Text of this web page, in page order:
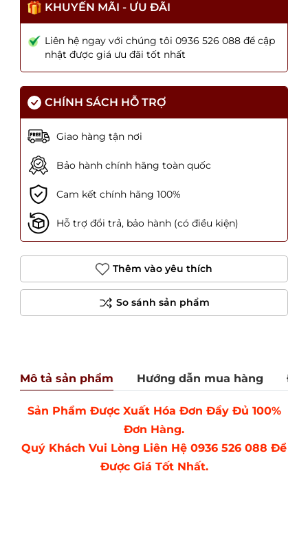
KHUYẾN MÃI - ƯU ĐÃI
Liên hệ ngay với chúng tôi 0936 526 088 để cập
nhật được giá ưu đãi tốt nhất
CHÍNH SÁCH HỖ TRỢ
Giao hàng tận nơi
Bảo hành chính hãng toàn quốc
Cam kết chính hãng 100%
Hỗ trợ đổi trả, bảo hành (có điều kiện)
Thêm vào yêu thích
Mô tả sản phẩm Hướng dẫn mua hàng
Sản Phẩm Được Xuất Hóa Đơn Đầy Đủ 100%
Đơn Hàng.
Quý Khách Vui Lòng Liên Hệ 0936 526 088 Để
Được Giá Tốt Nhất.